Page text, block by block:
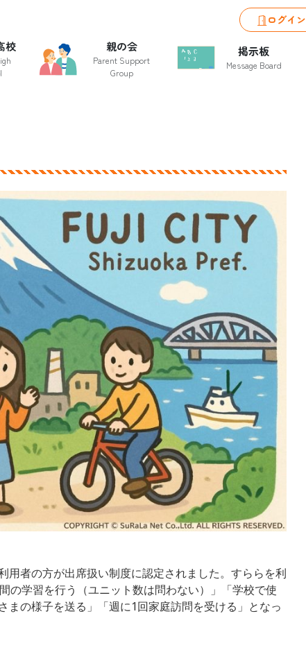
ログイン
校 親の会
Parent Support
Group
掲示板
Message Board
用者の方が出席扱い制度に認定されました。すららを利
の学習を行う（ユニット数は問わない）」「学校で使
まの様子を送る」「週に1回家庭訪問を受ける」となっ